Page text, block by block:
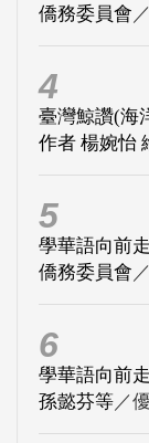
僑務委員會
4
臺灣鯨讚(海
作者 楊婉怡
5
學華語向前
僑務委員會
6
學華語向前
孫懿芬等／